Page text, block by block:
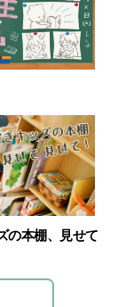
の本棚、見せて